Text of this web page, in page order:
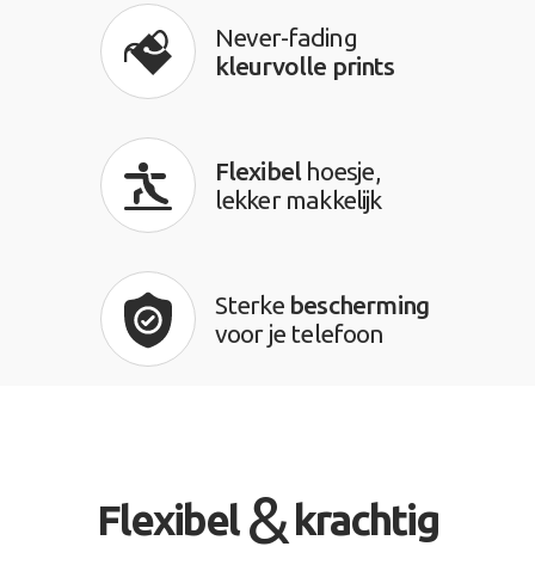
Never-fading
kleurvolle prints
Flexibelhoesje,
lekker makkelijk
Sterke bescherming
voor je telefoon
Flexibel &krachtig